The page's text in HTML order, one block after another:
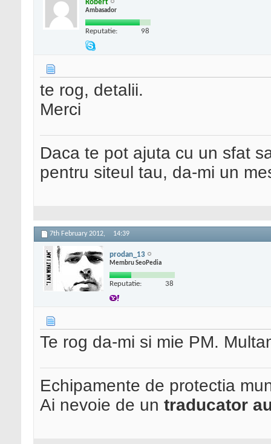
Robert
Ambasador
Reputatie: 98
te rog, detalii.
Merci
Daca te pot ajuta cu un sfat
pentru siteul tau, da-mi un
7th February 2012, 14:39
prodan_13
Membru SeoPedia
Reputatie: 38
Te rog da-mi si mie PM.
Echipamente de protectia
Ai nevoie de un traducator